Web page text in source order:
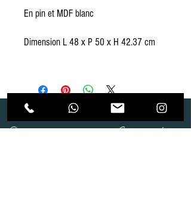
En pin et MDF blanc
Dimension L 48 x P 50 x H 42.37 cm
Dépôt Correspondance